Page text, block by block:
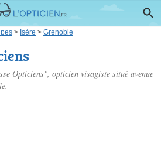
> Isère > Grenoble
Opticiens", opticien visagiste situé avenue